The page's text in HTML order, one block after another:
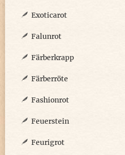
Exoticarot
Falunrot
Färberkrapp
Färberröte
Fashionrot
Feuerstein
Feurigrot